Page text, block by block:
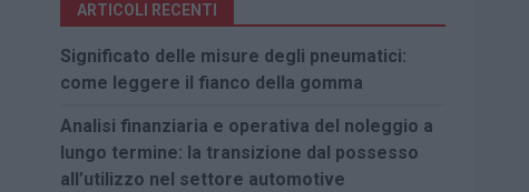
ARTICOLI RECENTI
Significato delle misure degli pneumatici:
come leggere il fianco della gomma
Analisi finanziaria e operativa del noleggio a
lungo termine: la transizione dal possesso
all’utilizzo nel settore automotive